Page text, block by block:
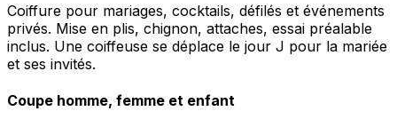
Coiffure pour mariages, cocktails, défilés et événements
privés. Mise en plis, chignon, attaches, essai préalable
inclus. Une coiffeuse se déplace le jour J pour la mariée
et ses invités.
Coupe homme, femme et enfant